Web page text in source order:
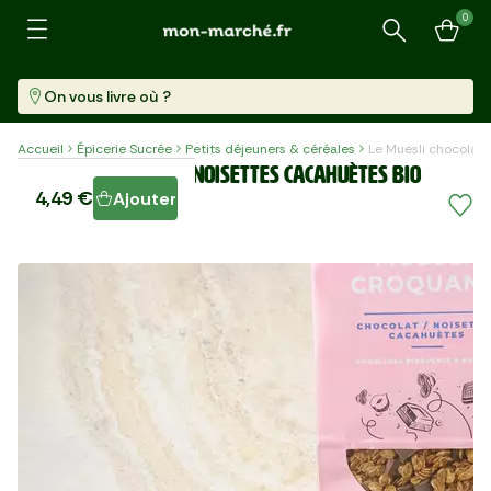
Recherche
0
On vous livre où ?
Accueil Épicerie Sucrée Petits déjeuners & céréales Le Muesli
Le Muesli chocolat noisettes cacahuètes BIO
4,49 € Ajouter